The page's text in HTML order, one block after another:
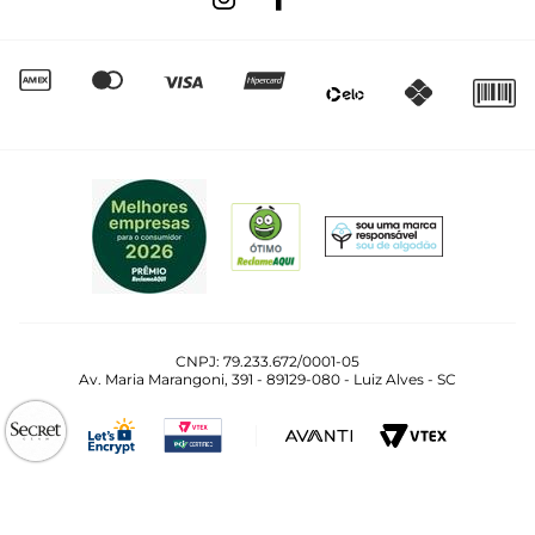
Canal de Denúncias | Ética
CNPJ: 79.233.672/0001-05
Av. Maria Marangoni, 391 - 89129-080 - Luiz Alves - SC